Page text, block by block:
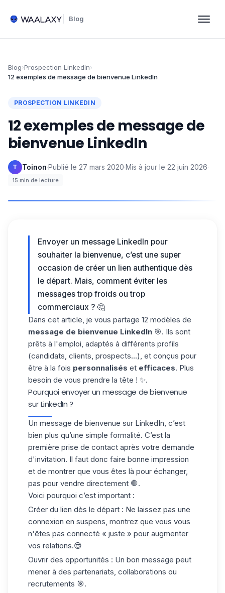
Blog
Blog›Prospection LinkedIn›
12 exemples de message de bienvenue LinkedIn
PROSPECTION LINKEDIN
12 exemples de message de
bienvenue LinkedIn
T Toinon·Publié le 27 mars 2020·Mis à jour le 22 juin 2026·
15 min de lecture
Envoyer un message LinkedIn pour
souhaiter la bienvenue, c’est une super
occasion de créer un lien authentique dès
le départ. Mais, comment éviter les
messages trop froids ou trop
commerciaux ? 🤔
Dans cet article, je vous partage 12 modèles de
message de bienvenue LinkedIn 🎯. Ils sont
prêts à l'emploi, adaptés à différents profils
(candidats, clients, prospects…), et conçus pour
être à la fois personnalisés et efficaces. Plus
besoin de vous prendre la tête ! ✨.
Pourquoi envoyer un message de bienvenue
sur LinkedIn ?
Un message de bienvenue sur LinkedIn, c’est
bien plus qu’une simple formalité. C’est la
première prise de contact après votre demande
d'invitation. Il faut donc faire bonne impression
et de montrer que vous êtes là pour échanger,
pas pour vendre directement 🛑.
Voici pourquoi c’est important :
Créer du lien dès le départ : Ne laissez pas une
connexion en suspens, montrez que vous vous
n'êtes pas connecté « juste » pour augmenter
vos relations.😎
Ouvrir des opportunités : Un bon message peut
mener à des partenariats, collaborations ou
recrutements 🎯.